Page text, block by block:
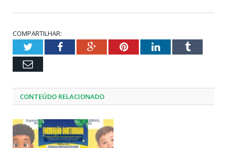
COMPARTILHAR:
TwitterFacebookGoogle+PinterestLinkedInTumblr
Email
CONTEÚDO RELACIONADO